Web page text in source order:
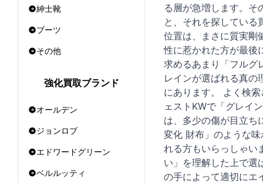
紳士靴
ブーツ
その他
強化買取ブランド
オールデン
ジョンロブ
エドワードグリーン
ベルルッティ
る層が急増します。そ
と、それを探している
位置は、まさに質実剛
性に惹かれた方が最後
求めるあまり「フルグ
レインが選ばれる真の
にあります。 よく検
ェストKWで「グレイ
は、多少の傷が目立ち
変化 財布」のような
れる方もいらっしゃい
い」を理解した上で選
の手によって適切にエ